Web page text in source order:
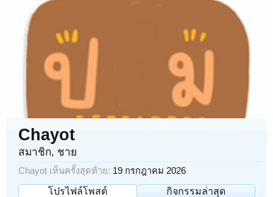
Chayot
สมาชิก, ชาย
Chayot เห็นครั้งสุดท้าย: 19 กรกฎาคม 2026
โปรไฟล์โพสต์
กิจกรรมล่าสุด